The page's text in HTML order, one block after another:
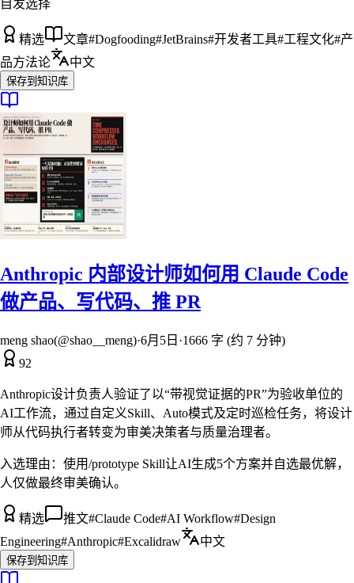
自发选择
精选 文章#Dogfooding#JetBrains#开发者工具#工程文化#产
品方法论
中文
保存到知识库
Anthropic 内部设计师如何用 Claude Code
做产品、写代码、推 PR
meng shao(@shao__meng)·6月5日 ·1666 字 (约 7 分钟)
92
Anthropic设计负责人验证了以“带视觉证据的PR”为验收单位的
AI工作流，通过自定义Skill、Auto模式及定时巡检任务，将设计
师从代码执行者转变为审美决策者与质量治理者。
入选理由： 使用/prototype Skill让AI生成5个方案并自选最优解，
人仅做最终审美确认。
精选 推文#Claude Code#AI Workflow#Design
Engineering#Anthropic#Excalidraw 中文
保存到知识库